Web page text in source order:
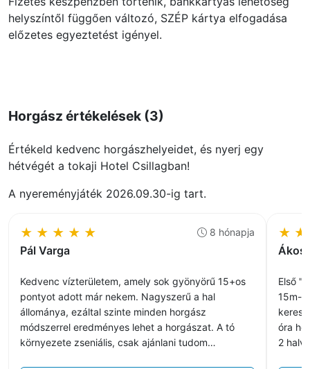
helyszíntől függően változó, SZÉP kártya elfogadása
előzetes egyeztetést igényel.
Horgász értékelések (3)
Értékeld kedvenc horgászhelyeidet, és nyerj egy
hétvégét a tokaji Hotel Csillagban!
A nyereményjáték 2026.09.30-ig tart.
★ ★ ★ ★ ★
Pál Varga
8 hónapja
Kedvenc vízterületem, amely sok gyönyörű 15+os
pontyot adott már nekem. Nagyszerű a hal
állománya, ezáltal szinte minden horgász
módszerrel eredményes lehet a horgászat. A tó
környezete zseniális, csak ajánlani tudom
★ ★
Ákos
Első
15m-
óra
2